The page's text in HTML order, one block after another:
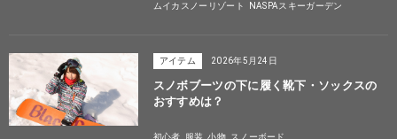
ムイカスノーリゾート
NASPAスキーガーデン
アイテム 2026年5月24日
スノボブーツの下に履く靴下・ソックスの
おすすめは？